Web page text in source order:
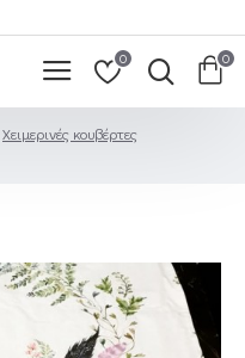
0 0
Χειμερινές κουβέρτες